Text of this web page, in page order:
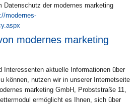
Datenschutz der modernes marketing
modernes-
modernes marketing
Interessenten aktuelle Informationen über
können, nutzen wir in unserer Internetseite
marketing GmbH, Probststraße 11,
ermöglicht es Ihnen, sich über